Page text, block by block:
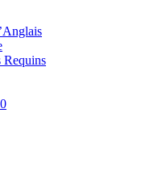
Requins